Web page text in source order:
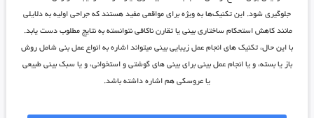
جلوگیری شود. این تکنیک‌ها به ویژه برای مواقعی مفید هستند که جراحی اولیه به دلایلی
مانند کاهش استحکام ساختاری بینی یا تقارن ناکافی نتوانسته به نتایج مطلوب دست یابد.
با این حال، تکنیک های انجام عمل زیبایی بینی میتواند اشاره به انواع عمل بنی شامل روش
باز یا بسته، و یا انجام عمل بینی برای بینی های گوشتی و استخوانی، و یا سبک بینی طبیعی
یا عروسکی هم اشاره داشته باشد.